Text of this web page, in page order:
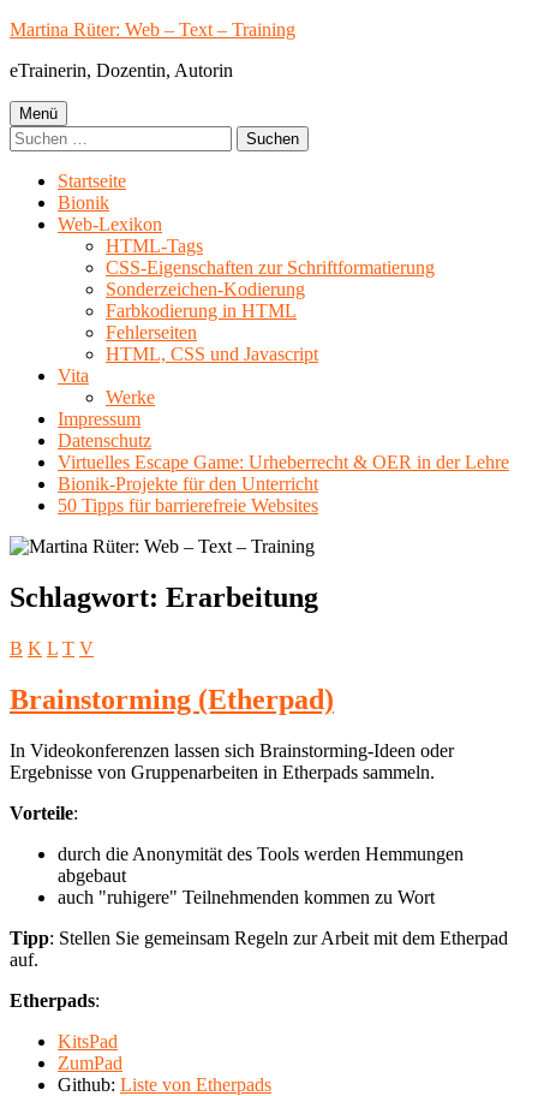
Springe
Inhalt
Martina Rüter: Web – Text – Training
eTrainerin, Dozentin, Autorin
Primäres
Menü
Menü
Suchen
nach:
Startseite
Bionik
Web-Lexikon
HTML-Tags
CSS-Eigenschaften zur Schriftformatierung
Sonderzeichen-Kodierung
Farbkodierung in HTML
Fehlerseiten
HTML, CSS und Javascript
Vita
Werke
Impressum
Datenschutz
Virtuelles Escape Game: Urheberrecht & OER in der Lehre
Bionik-Projekte für den Unterricht
50 Tipps für barrierefreie Websites
Schlagwort: Erarbeitung
B K L T V
Brainstorming (Etherpad)
In Videokonferenzen lassen sich Brainstorming-Ideen oder
Ergebnisse von Gruppenarbeiten in Etherpads sammeln.
Vorteile:
durch die Anonymität des Tools werden Hemmungen
abgebaut
auch "ruhigere" Teilnehmenden kommen zu Wort
Tipp: Stellen Sie gemeinsam Regeln zur Arbeit mit dem Etherpad
auf.
Etherpads:
KitsPad
ZumPad
Github: Liste von Etherpads